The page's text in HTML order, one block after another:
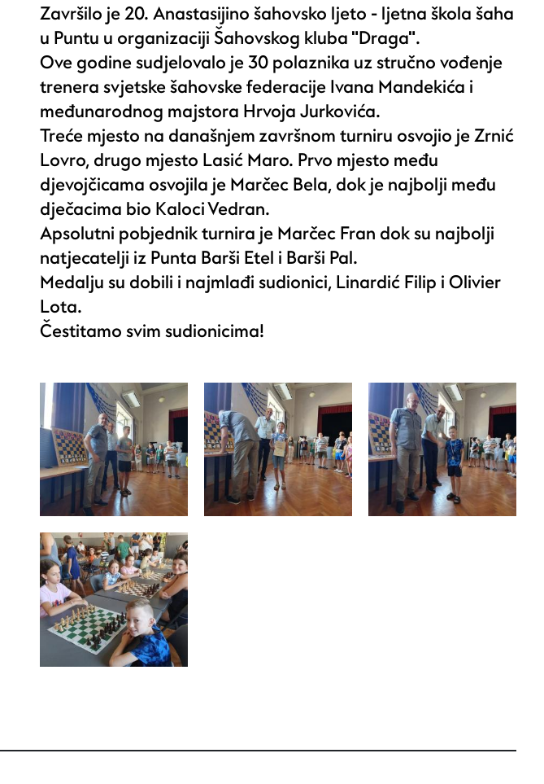
Završilo je 20. Anastasijino šahovsko ljeto - ljetna škola šaha
u Puntu u organizaciji Šahovskog kluba "Draga".
Ove godine sudjelovalo je 30 polaznika uz stručno vođenje
trenera svjetske šahovske federacije Ivana Mandekića i
međunarodnog majstora Hrvoja Jurkovića.
Treće mjesto na današnjem završnom turniru osvojio je Zrnić
Lovro, drugo mjesto Lasić Maro. Prvo mjesto među
djevojčicama osvojila je Marčec Bela, dok je najbolji među
dječacima bio Kaloci Vedran.
Apsolutni pobjednik turnira je Marčec Fran dok su najbolji
natjecatelji iz Punta Barši Etel i Barši Pal.
Medalju su dobili i najmlađi sudionici, Linardić Filip i Olivier
Lota.
Čestitamo svim sudionicima!